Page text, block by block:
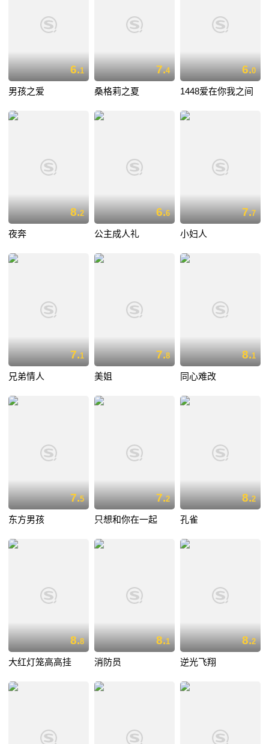
6.1
男孩之爱
7.4
桑格莉之夏
6.0
1448爱在你我之间
8.2
夜奔
6.6
公主成人礼
7.7
小妇人
7.1
兄弟情人
7.8
美姐
8.1
同心难改
7.5
东方男孩
7.2
只想和你在一起
8.2
孔雀
8.8
大红灯笼高高挂
8.1
消防员
8.2
逆光飞翔